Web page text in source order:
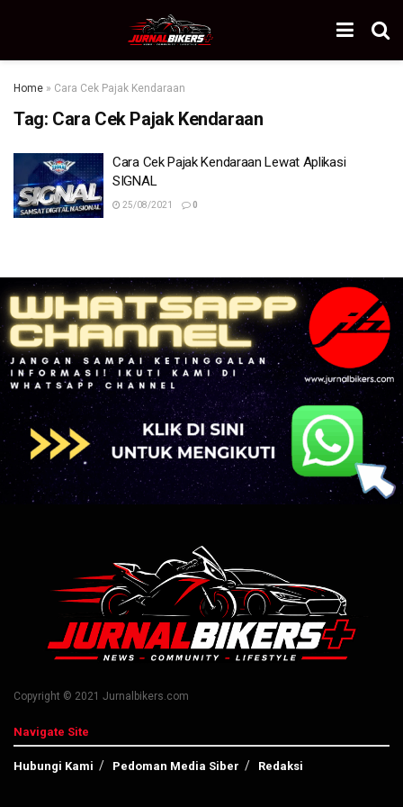
Home » Cara Cek Pajak Kendaraan
Tag: Cara Cek Pajak Kendaraan
Cara Cek Pajak Kendaraan Lewat Aplikasi
SIGNAL
25/08/2021 0
Copyright © 2021 Jurnalbikers.com
Navigate Site
Hubungi Kami Pedoman Media Siber Redaksi